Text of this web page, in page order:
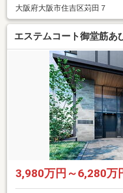
大阪府大阪市住吉区苅田７
エステムコート御堂筋あ
3,980万円～6,280万